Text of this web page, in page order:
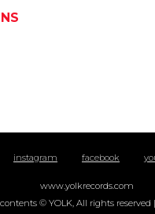
instagram facebook
www.yolkrecords.com
© YOLK, All rights reserved |